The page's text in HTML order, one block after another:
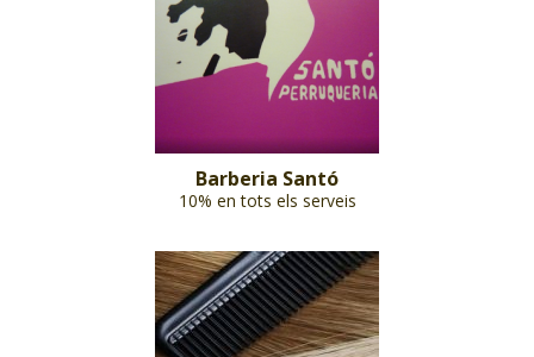
Barberia Santó
10% en tots els serveis